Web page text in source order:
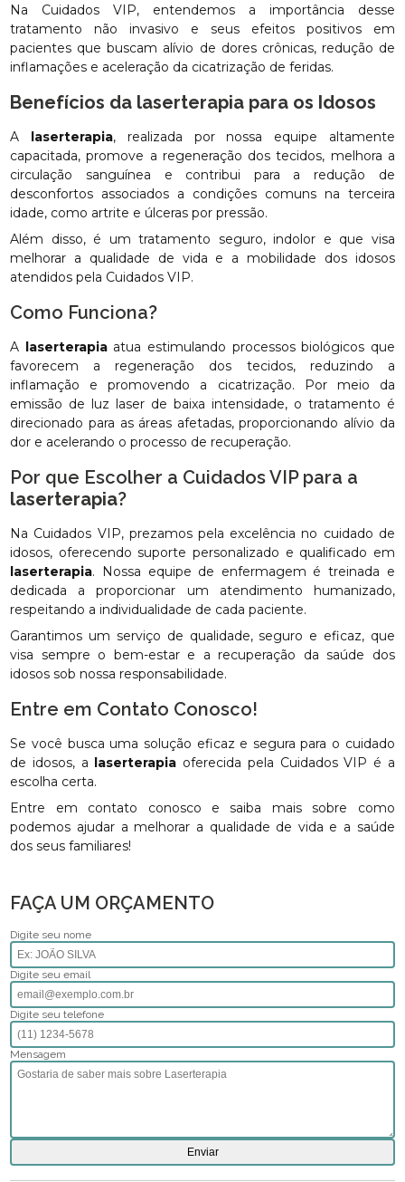
Na Cuidados VIP, entendemos a importância desse
tratamento não invasivo e seus efeitos positivos em
pacientes que buscam alívio de dores crônicas, redução de
inflamações e aceleração da cicatrização de feridas.
Benefícios da laserterapia para os Idosos
A laserterapia, realizada por nossa equipe altamente
capacitada, promove a regeneração dos tecidos, melhora a
circulação sanguínea e contribui para a redução de
desconfortos associados a condições comuns na terceira
idade, como artrite e úlceras por pressão.
Além disso, é um tratamento seguro, indolor e que visa
melhorar a qualidade de vida e a mobilidade dos idosos
atendidos pela Cuidados VIP.
Como Funciona?
A laserterapiaatua estimulando processos biológicos que
favorecem a regeneração dos tecidos, reduzindo a
inflamação e promovendo a cicatrização. Por meio da
emissão de luz laser de baixa intensidade, o tratamento é
direcionado para as áreas afetadas, proporcionando alívio da
dor e acelerando o processo de recuperação.
Por que Escolher a Cuidados VIP para a
laserterapia?
Na Cuidados VIP, prezamos pela excelência no cuidado de
idosos, oferecendo suporte personalizado e qualificado em
laserterapia. Nossa equipe de enfermagem é treinada e
dedicada a proporcionar um atendimento humanizado,
respeitando a individualidade de cada paciente.
Garantimos um serviço de qualidade, seguro e eficaz, que
visa sempre o bem-estar e a recuperação da saúde dos
idosos sob nossa responsabilidade.
Entre em Contato Conosco!
Se você busca uma solução eficaz e segura para o cuidado
de idosos, a laserterapia oferecida pela Cuidados VIP é a
escolha certa.
Entre em contato conosco e saiba mais sobre como
podemos ajudar a melhorar a qualidade de vida e a saúde
dos seus familiares!
FAÇA UM ORÇAMENTO
Digite seu nome
Digite seu email
Digite seu telefone
Mensagem